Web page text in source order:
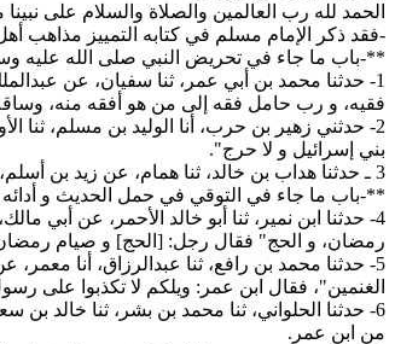
الحمد لله رب العالمين والصلاة والسلام على
-فقد ذكر الإمام مسلم في كتابه التمييز مذاهب
**-باب ما جاء في تحريض النبي صلى الله عليه
1- حدثنا محمد بن أبي عمر، ثنا سفيان، عن
فقيه، و رب حامل فقه إلى من هو أفقه منه،
2- حدثني زهير بن حرب، أنا الوليد بن مسلم،
بني إسرائيل و لا حرج".
3 ـ حدثنا هداب بن خالد، ثنا همام، عن زيد بن أسلم، عن عطاء عن أبي سعيد، أن رسول الله صلى الله عليه و سلم قال: "حدثوا عني و لا حرج، و حدثوا عن بني إسرائيل و لا حرج".
**-باب ما جاء في التوقي في حمل الحديث و أدائه
4- حدثنا ابن نمير، ثنا أبو خالد الأحمر، عن
رمضان، و الحج" فقال رجل: [الحج] و صيام
5- حدثنا محمد بن رافع، ثنا عبدالرزاق، أنا
الغنمين"، فقال ابن عمر: ويلكم لا تكذبوا على
6- حدثنا الحلواني، ثنا محمد بن بشر، ثنا خالد
من ابن عمر.